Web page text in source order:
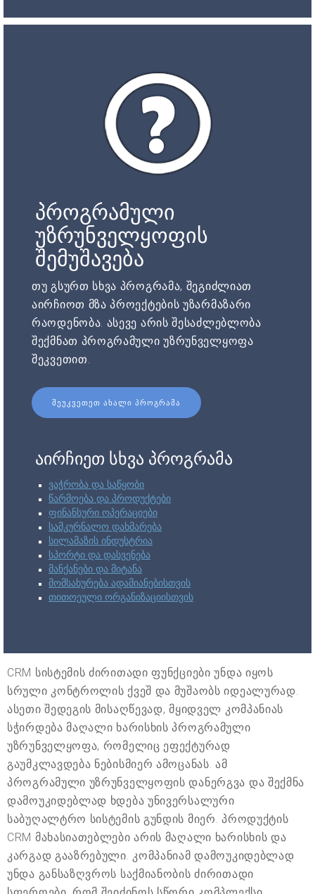
პროგრამული
უზრუნველყოფის
შემუშავება
თუ გსურთ სხვა პროგრამა, შეგიძლიათ
აირჩიოთ მზა პროექტების უზარმაზარი
რაოდენობა. ასევე არის შესაძლებლობა
შექმნათ პროგრამული უზრუნველყოფა
შეკვეთით.
ᲨᲔᲣᲙᲕᲔᲗᲔᲗ ᲐᲮᲐᲚᲘ ᲞᲠᲝᲒᲠᲐᲛᲐ
აირჩიეთ სხვა პროგრამა
ვაჭრობა და საწყობი
წარმოება და პროდუქტები
ფინანსური ოპერაციები
სამკურნალო დახმარება
სილამაზის ინდუსტრია
სპორტი და დასვენება
მანქანები და მიტანა
მომსახურება ადამიანებისთვის
თითოეული ორგანიზაციისთვის
CRM სისტემის ძირითადი ფუნქციები უნდა იყოს
სრული კონტროლის ქვეშ და მუშაობს იდეალურად.
ასეთი შედეგის მისაღწევად, მყიდველ კომპანიას
სჭირდება მაღალი ხარისხის პროგრამული
უზრუნველყოფა, რომელიც ეფექტურად
გაუმკლავდება ნებისმიერ ამოცანას. ამ
პროგრამული უზრუნველყოფის დანერგვა და შექმნა
დამოუკიდებლად ხდება უნივერსალური
საბუღალტრო სისტემის გუნდის მიერ. პროდუქტის
CRM მახასიათებლები არის მაღალი ხარისხის და
კარგად გააზრებული. კომპანიამ დამოუკიდებლად
უნდა განსაზღვროს საქმიანობის ძირითადი